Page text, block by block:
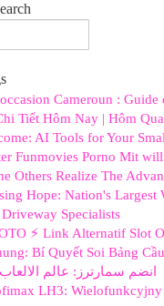
Cameroun : Guide
Tiết Hôm Nay | Hôm
AI Tools for Your
Funmovies Porno Mit
Others Realize The
Hope: Nation's Largest
Specialists
⚡ Link Alternatif Slot
Bí Quyết Soi Bảng
انضم سمارترز: عالم
LH3: Wielofunkcyjny